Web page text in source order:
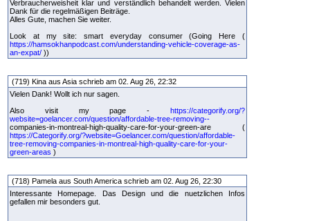
Verbraucherweisheit klar und verständlich behandelt werden. Vielen
Dank für die regelmäßigen Beiträge.
Alles Gute, machen Sie weiter.
Look at my site: smart everyday consumer (Going Here (
https://hamsokhanpodcast.com/understanding-vehicle-coverage-as-
an-expat/ ))
(719) Kina aus Asia schrieb am 02. Aug 26, 22:32
Vielen Dank! Wollt ich nur sagen.
Also visit my page - https://categorify.org/?
website=goelancer.com/question/affordable-tree-removing--
companies-in-montreal-high-quality-care-for-your-green-are (
https://Categorify.org/?website=Goelancer.com/question/affordable-
tree-removing-companies-in-montreal-high-quality-care-for-your-
green-areas )
(718) Pamela aus South America schrieb am 02. Aug 26, 22:30
Interessante Homepage. Das Design und die nuetzlichen Infos
gefallen mir besonders gut.